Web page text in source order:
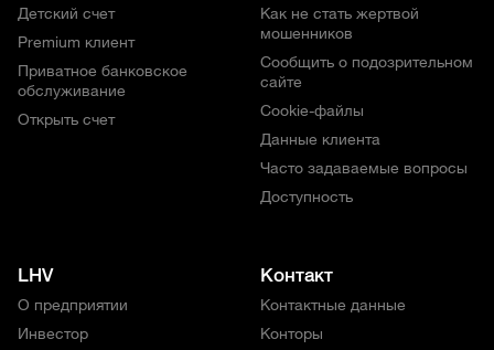
Детский счет
Premium клиент
Приватное банковское
обслуживание
Открыть счет
Как не стать жертвой
мошенников
Сообщить о подозрительном
сайте
Cookie-файлы
Данные клиента
Часто задаваемые вопросы
Доступность
LHV
О предприятии
Инвестор
Контакт
Контактные данные
Конторы